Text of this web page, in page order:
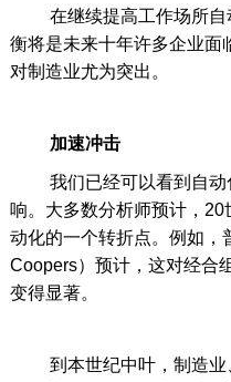
在继续提高工作场所自
衡将是未来十年许多企业面
对制造业尤为突出。
加速冲击
我们已经可以看到自动
响。大多数分析师预计，
动化的一个转折点。例如，
Coopers）预计，这对经合
变得显著。
到本世纪中叶，制造业